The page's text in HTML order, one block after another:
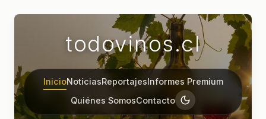
todovinos.cl
InicioNoticiasReportajesInformes Premium
Quiénes SomosContacto